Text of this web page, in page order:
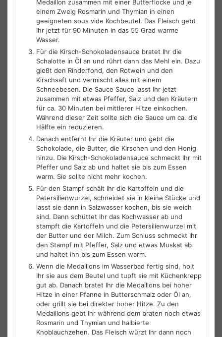
Medaillon zusammen mit einer Butterflocke und je
einem Zweig Rosmarin und Thymian in einen
geeigneten sous vide Kochbeutel. Das Fleisch gebt
Ihr jetzt für 90 Minuten in das 55 Grad warme
Wasser.
Für die Kirsch-Schokoladensauce bratet Ihr die
Schalotte in Öl an und rührt dann das Mehl ein. Dazu
gießt den Rinderfond, den Rotwein und den
Kirschsaft und vermischt alles mit einem
Schneebesen. Die Sauce Sauce lasst Ihr jetzt
zusammen mit etwas Pfeffer, Salz und den Kräutern
für ca. 30 Minuten bei mittlerer Hitze einkochen.
Während dieser Zeit sollte sich die Sauce um ca. die
Hälfte ein reduzieren.
Danach entfernt Ihr die Kräuter und gebt die
Schokolade, die Butter, die Kirschen und den Honig
hinzu. Die Kirsch-Schokoladensauce schmeckt Ihr mit
Pfeffer und Salz ab und haltet sie bis zum Essen
warm. Sie sollte nicht mehr kochen.
Für den Stampf schält Ihr die Kartoffeln und die
Petersilienwurzel, schneidet sie in kleine Stücke und
lasst sie dann in Salzwasser kochen, bis sie weich
sind. Dann schüttet Ihr das Kochwasser ab und
stampft die Kartoffeln und die Petersilienwurzel mit
der Butter und der Milch. Zum Schluss schmeckt Ihr
den Stampf mit Pfeffer, Salz und etwas Muskat ab
und haltet ihn bis zum Essen warm.
Wenn die Medaillons im Wasserbad fertig sind, holt
Ihr sie aus dem Beutel und tupft sie mit Küchenkrepp
gut ab. Danach bratet Ihr die Medaillons bei hoher
Hitze in einer Pfanne in Butterschmalz oder Öl an,
oder grillt sie bei direkter hoher Hitze. Zu den
Medaillons gebt Ihr während dem braten noch etwas
Rosmarin und Thymian und halbierte
Knoblauchzehen. Das Fleisch würzt Ihr dann noch